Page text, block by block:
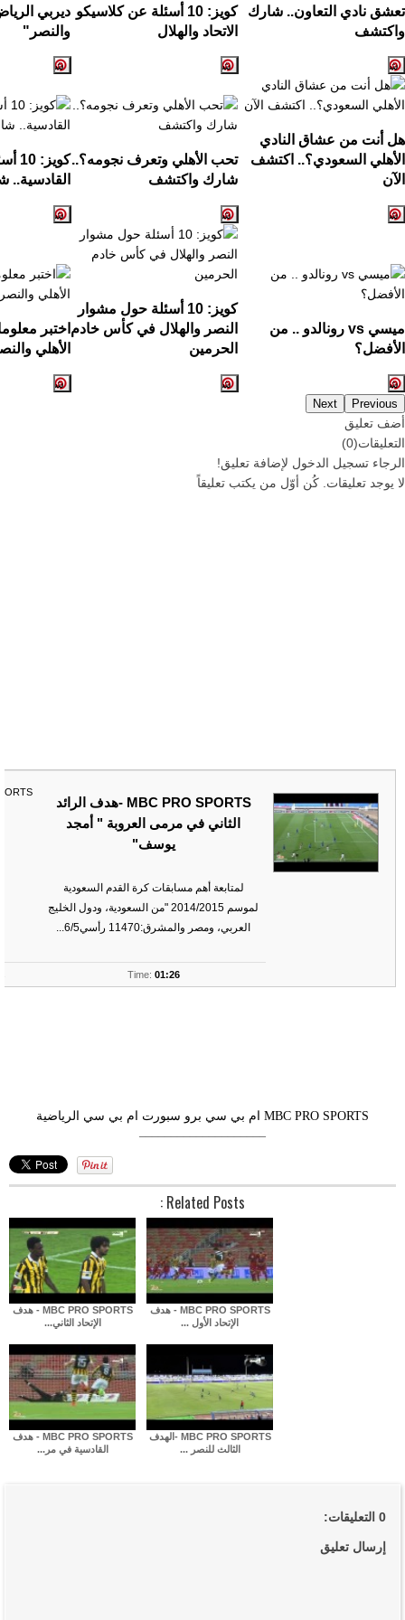
تعشق نادي التعاون.. شارك
واكتشف
كويز: 10 أسئلة عن كلاسيكو
الاتحاد والهلال
ديربي
والنصر"
هل أنت من عشاق النادي
الأهلي السعودي؟.. اكتشف
الآن
تحب الأهلي وتعرف نجومه؟..
شارك واكتشف
القادسية..
ميسي vs رونالدو .. من
الأفضل؟
كويز: 10 أسئلة حول مشوار
النصر والهلال في كأس خادم
الحرمين
اختبر
الأهلي
Previous
Next
أضف تعليق
التعليقات(
0
)
الرجاء تسجيل الدخول لإضافة تعليق!
لا يوجد تعليقات. كُن أوّل من يكتب تعليقاً
MBC PRO SPORTS -هدف الرائد
الثاني في مرمى العروبة " أمجد
يوسف"
لمتابعة أهم مسابقات كرة القدم السعودية
لموسم 2014/2015 "من السعودية، ودول الخليج
العربي، ومصر والمشرق:11470 رأسي6/5...
Time: 01:26
MBC PRO SPORTS ام بي سي برو سبورت ام بي سي الرياضية
––––––––––––––––––––
Related Posts :
MBC PRO SPORTS - هدف
الإتحاد الثاني...
MBC PRO SPORTS - هدف
الإتحاد الأول ...
MBC PRO SPORTS - هدف
القادسية في مر...
MBC PRO SPORTS -الهدف
الثالث للنصر ...
0 التعليقات:
إرسال تعليق